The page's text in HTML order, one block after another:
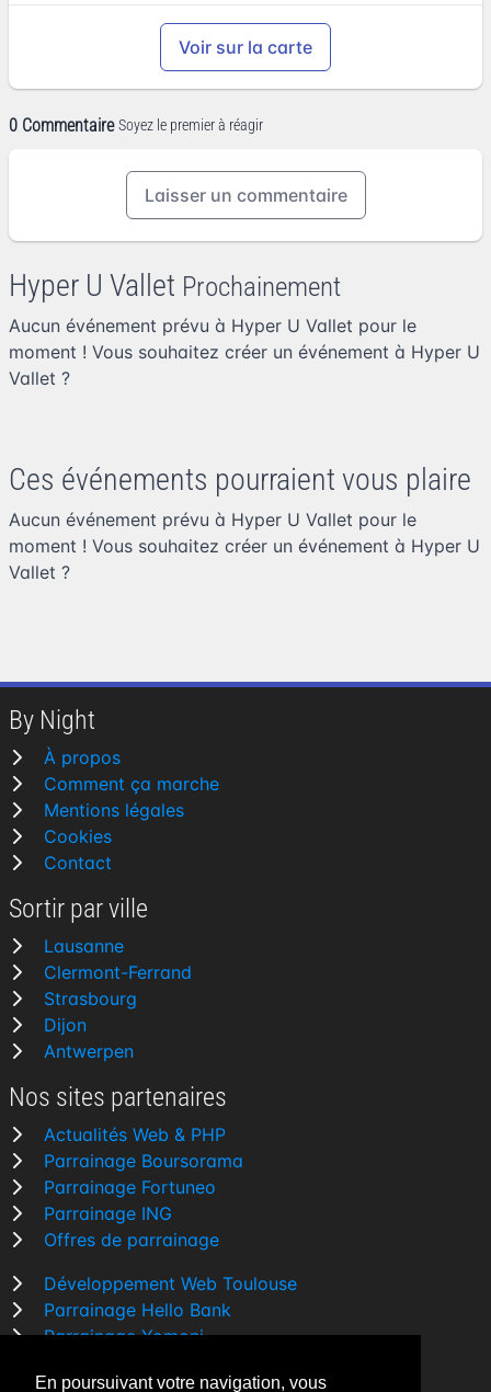
En poursuivant votre navigation, vous
Voir sur la carte
0 Commentaire Soyez le premier à réagir
Laisser un commentaire
Hyper U Vallet Prochainement
Aucun événement prévu à Hyper U Vallet pour le
moment ! Vous souhaitez créer un événement à Hyper U
Vallet ?
Ces événements pourraient vous plaire
Aucun événement prévu à Hyper U Vallet pour le
moment ! Vous souhaitez créer un événement à Hyper U
Vallet ?
By Night
À propos
Comment ça marche
Mentions légales
Cookies
Contact
Sortir par ville
Lausanne
Clermont-Ferrand
Strasbourg
Dijon
Antwerpen
Nos sites partenaires
Actualités Web & PHP
Parrainage Boursorama
Parrainage Fortuneo
Parrainage ING
Offres de parrainage
Développement Web Toulouse
Parrainage Hello Bank
Parrainage Yomoni